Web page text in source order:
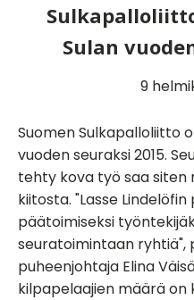
Sulan
9
Suomen Sulkapalloliitto
vuoden seuraksi 2015.
tehty kova työ saa siten
kiitosta. "Lasse
päätoimiseksi
seuratoimintaan ryhtiä",
puheenjohtaja Elina
kilpapelaajien määrä on